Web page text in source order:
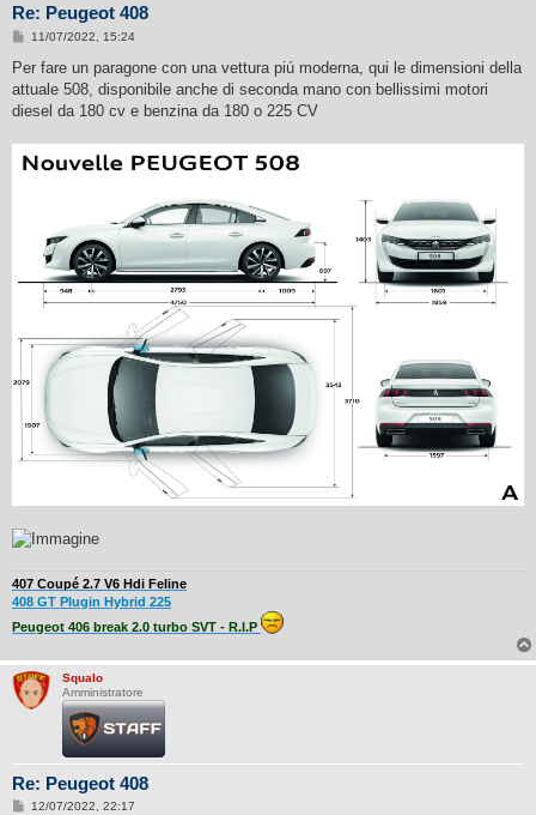
Re: Peugeot 408
M
s
a
g
11/07/2022, 15:24
Per fare un paragone con una vettura piú moderna, qui le dimensioni della
attuale 508, disponibile anche di seconda mano con bellissimi motori
diesel da 180 cv e benzina da 180 o 225 CV
407 Coupé 2.7 V6 Hdi Feline
408 GT Plugin Hybrid 225
Peugeot 406 break 2.0 turbo SVT - R.I.P
Squalo
Amministratore
Re: Peugeot 408
M12/07/2022, 22:17